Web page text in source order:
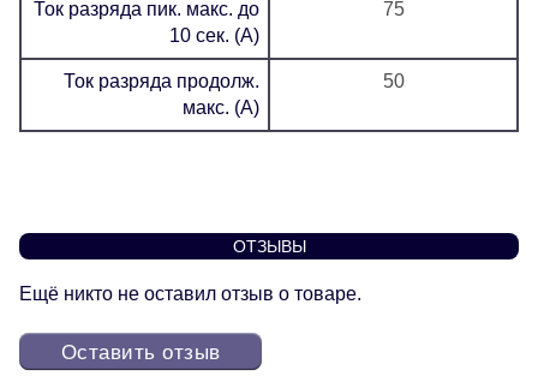
Ток разряда пик. макс. до
10 сек. (А)
75
Ток разряда продолж.
макс. (А)
50
ОТЗЫВЫ
Ещё никто не оставил отзыв о товаре.
Оставить отзыв